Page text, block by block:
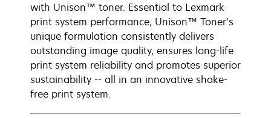
with Unison™ toner. Essential to Lexmark
print system performance, Unison™ Toner's
unique formulation consistently delivers
outstanding image quality, ensures long-life
print system reliability and promotes superior
sustainability -- all in an innovative shake-
free print system.